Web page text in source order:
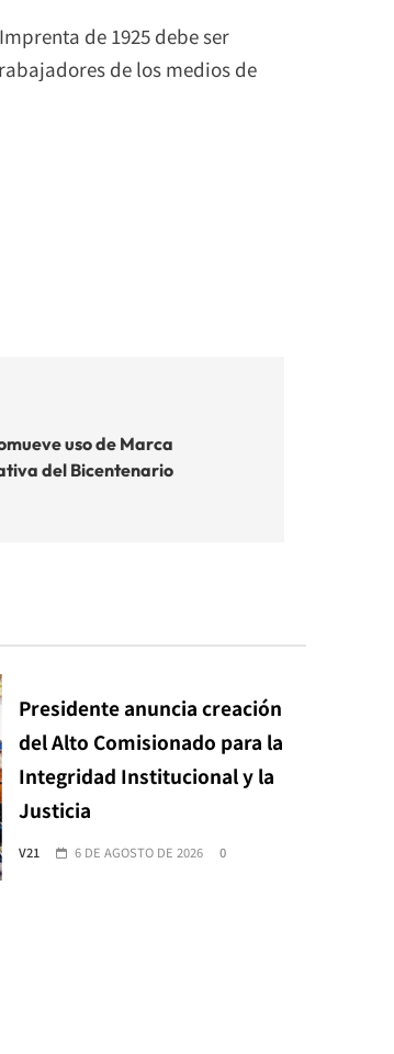
de 1925 debe ser
de los medios de
uso de Marca
del Bicentenario
Presidente anuncia creación
del Alto Comisionado para la
Integridad Institucional y la
Justicia
V21 6 DE AGOSTO DE 2026 0